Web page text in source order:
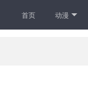
首页 动漫